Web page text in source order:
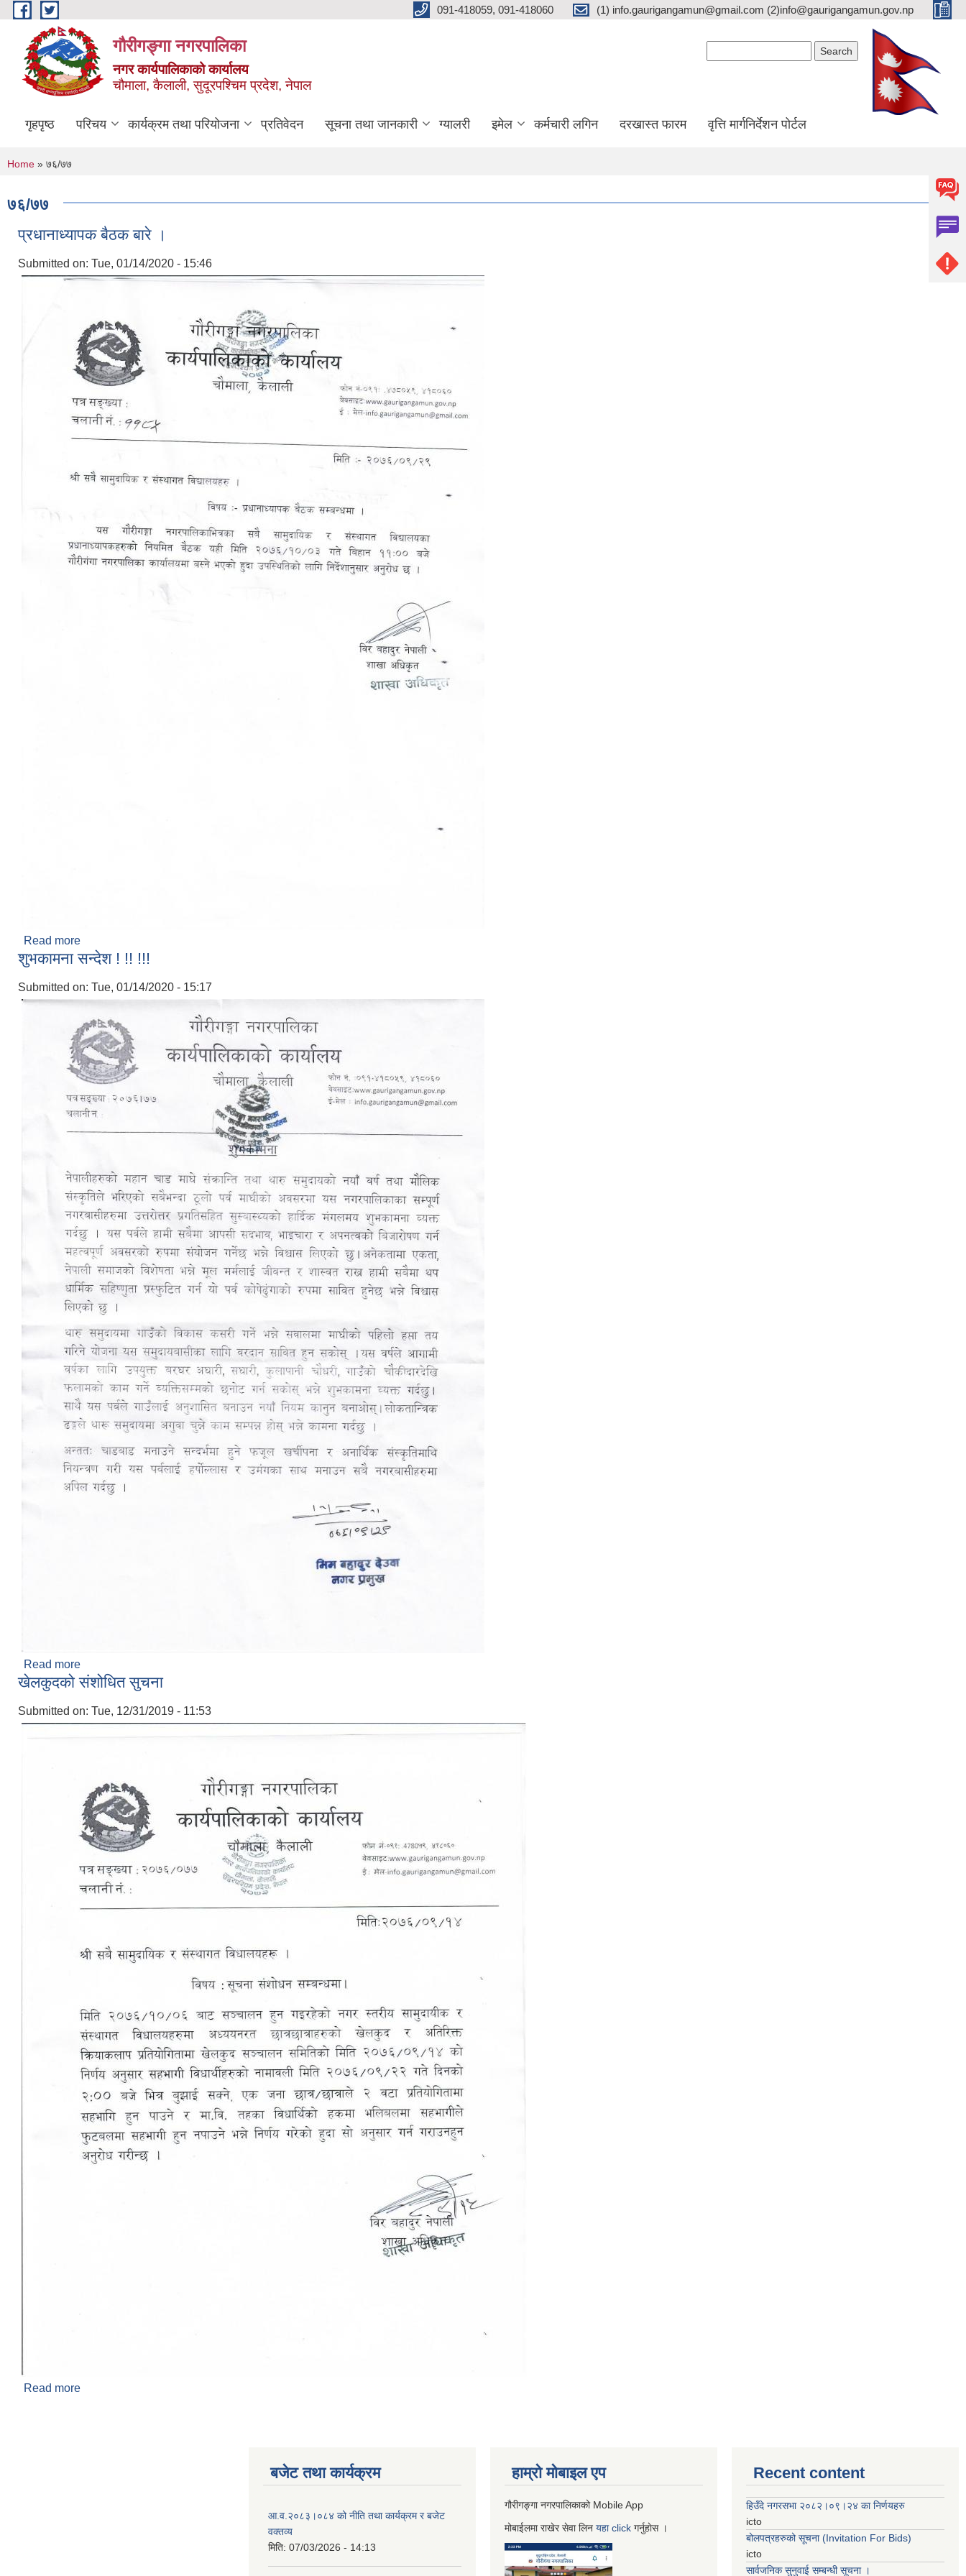
Skip to main content 091-418059, 091-418060 (1) info.gaurigangamun@gmail.com (2)info@gaurigangamun.gov.np
गौरीगङ्गा नगरपालिका
नगर कार्यपालिकाको कार्यालय
चौमाला, कैलाली, सुदूरपश्चिम प्रदेश, नेपाल
गृहपृष्ठ परिचय कार्यक्रम तथा परियोजना प्रतिवेदन सूचना तथा जानकारी ग्यालरी इमेल कर्मचारी लगिन दरखास्त फारम वृत्ति मार्गनिर्देशन पोर्टल
You are here
Home » ७६/७७
७६/७७
प्रधानाध्यापक बैठक बारे ।
Submitted on: Tue, 01/14/2020 - 15:46
Read more
शुभकामना सन्देश ! !! !!!
Submitted on: Tue, 01/14/2020 - 15:17
Read more
खेलकुदको संशोधित सुचना
Submitted on: Tue, 12/31/2019 - 11:53
Read more
बजेट तथा कार्यक्रम
आ.व.२०८३।०८४ को नीति तथा कार्यक्रम र बजेट
वक्तव्य
मिति: 07/03/2026 - 14:13
हाम्रो माेबाइल एप
गौरीगङ्गा नगरपालिकाको Mobile App
मोबाईलमा राखेर सेवा लिन यहाclick गर्नुहाेस ।
Recent content
हिउँदे नगरसभा २०८२।०९।२४ का निर्णयहरु
icto
बोलपत्रहरुको सूचना (Invitation For Bids)
icto
सार्वजनिक सुनुवाई सम्बन्धी सूचना ।